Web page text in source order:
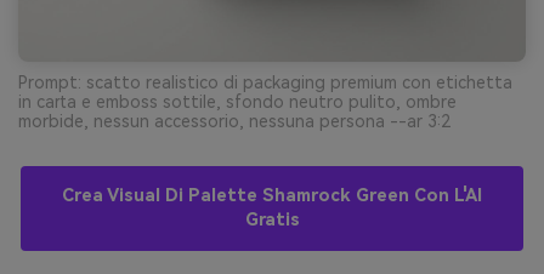
Prompt: scatto realistico di packaging premium con etichetta
in carta e emboss sottile, sfondo neutro pulito, ombre
morbide, nessun accessorio, nessuna persona --ar 3:2
Crea Visual Di Palette Shamrock Green Con L'AI
Gratis